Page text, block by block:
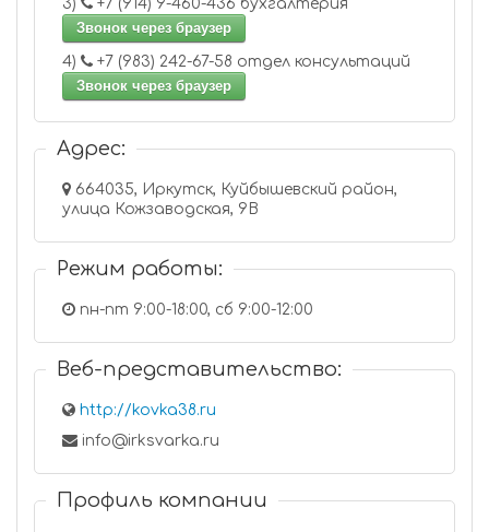
3)
+7 (914) 9-460-436 бухгалтерия
Звонок через браузер
4)
+7 (983) 242-67-58 отдел консультаций
Звонок через браузер
Адрес:
664035, Иркутск, Куйбышевский район,
улица Кожзаводская, 9В
Режим работы:
пн-пт 9:00-18:00, сб 9:00-12:00
Веб-представительство:
http://kovka38.ru
info@irksvarka.ru
Профиль компании